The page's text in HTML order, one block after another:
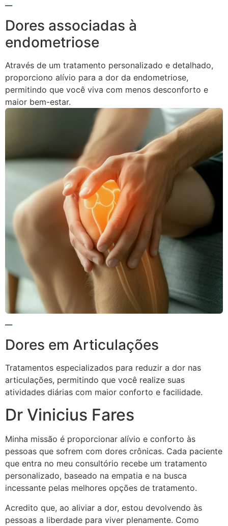
Dores associadas à
endometriose
Através de um tratamento personalizado e detalhado,
proporciono alívio para a dor da endometriose,
permitindo que você viva com menos desconforto e
maior bem-estar.
Dores em Articulações
Tratamentos especializados para reduzir a dor nas
articulações, permitindo que você realize suas
atividades diárias com maior conforto e facilidade.
Dr Vinicius Fares
Minha missão é proporcionar alívio e conforto às
pessoas que sofrem com dores crônicas. Cada paciente
que entra no meu consultório recebe um tratamento
personalizado, baseado na empatia e na busca
incessante pelas melhores opções de tratamento.
Acredito que, ao aliviar a dor, estou devolvendo às
pessoas a liberdade para viver plenamente. Como